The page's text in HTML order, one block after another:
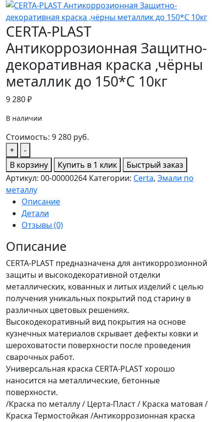
CERTA-PLAST
Антикоррозионная Защитно-
декоративная краска ,чёрны
металлик до 150*С 10кг
9 280₽
В наличии
Стоимость: 9 280 руб.
+
Количество
товара
CERTA-
PLAST
Антикоррозионная
Защитно-
декоративная
краска
,чёрны
металлик
до
150*С
10кг
-
В корзину
Купить в 1 клик
Быстрый заказ
Артикул: 00-00000264 Категории: Certa, Эмали по
металлу
Описание
Детали
Отзывы (0)
Описание
CERTA-PLAST предназначена для антикоррозионной
защиты и высокодекоративной отделки
металлических, кованных и литых изделий с целью
получения уникальных покрытий под старину в
различных цветовых решениях.
Высокодекоративный вид покрытия на основе
кузнечных материалов скрывает дефекты ковки и
шероховатости поверхности после проведения
сварочных работ.
Универсальная краска CERTA-PLAST хорошо
наносится на металлические, бетонные
поверхности.
/Краска по металлу / Церта-Пласт / Краска матовая /
Краска Термостойкая /Антикоррозионная краска